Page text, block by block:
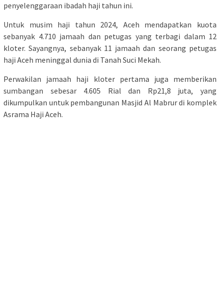
penyelenggaraan ibadah haji tahun ini.
Untuk musim haji tahun 2024, Aceh mendapatkan kuota
sebanyak 4.710 jamaah dan petugas yang terbagi dalam 12
kloter. Sayangnya, sebanyak 11 jamaah dan seorang petugas
haji Aceh meninggal dunia di Tanah Suci Mekah.
Perwakilan jamaah haji kloter pertama juga memberikan
sumbangan sebesar 4.605 Rial dan Rp21,8 juta, yang
dikumpulkan untuk pembangunan Masjid Al Mabrur di komplek
Asrama Haji Aceh.